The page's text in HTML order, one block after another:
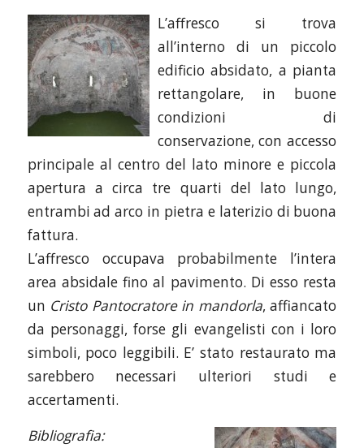
L’affresco si trova
all’interno di un piccolo
edificio absidato, a pianta
rettangolare, in buone
condizioni di
conservazione, con accesso
principale al centro del lato minore e piccola
apertura a circa tre quarti del lato lungo,
entrambi ad arco in pietra e laterizio di buona
fattura.
L’affresco occupava probabilmente l’intera
area absidale fino al pavimento. Di esso resta
un Cristo Pantocratore in mandorla, affiancato
da personaggi, forse gli evangelisti con i loro
simboli, poco leggibili. E’ stato restaurato ma
sarebbero necessari ulteriori studi e
accertamenti.
Bibliografia: